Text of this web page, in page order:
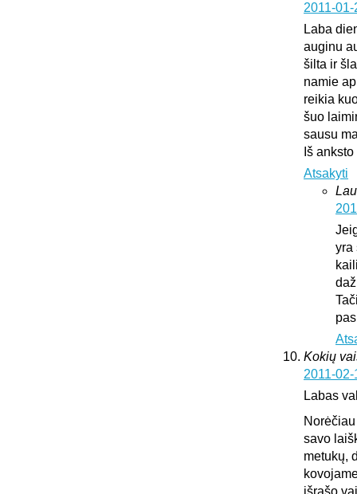
2011-
Laba
auginu
šilta ir
namie
reikia
šuo
sausu
Iš
Atsakyti
yra
Kokių
2011-
Labas
savo
metukų,
išrašo